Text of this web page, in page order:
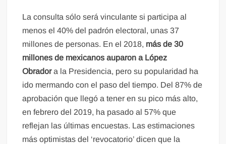
La consulta sólo será vinculante si participa al
menos el 40% del padrón electoral, unas 37
millones de personas. En el 2018, más de 30
millones de mexicanos auparon a López
Obradora la Presidencia, pero su popularidad ha
ido mermando con el paso del tiempo. Del 87% de
aprobación que llegó a tener en su pico más alto,
en febrero del 2019, ha pasado al 57% que
reflejan las últimas encuestas. Las estimaciones
más optimistas del ‘revocatorio’ dicen que la